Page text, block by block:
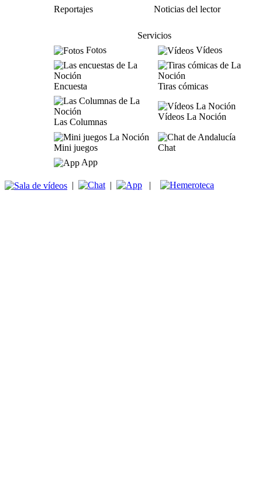
Reportajes
Noticias del lector
Servicios
Fotos
Vídeos
Encuesta Tiras cómicas
Las Columnas
Vídeos La Noción
Mini juegos
Chat
App
| | |